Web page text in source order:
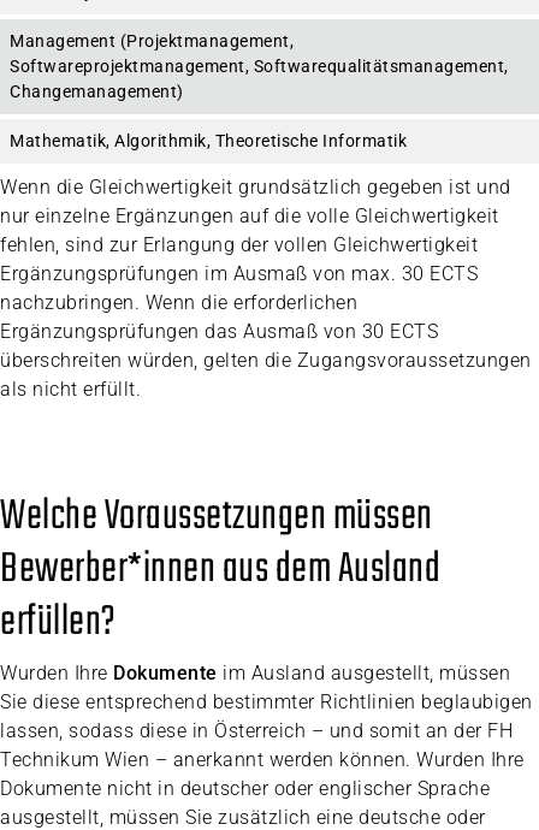
Management (Projektmanagement,
Softwareprojektmanagement, Softwarequalitätsmanagement,
Changemanagement)
Mathematik, Algorithmik, Theoretische Informatik
Wenn die Gleichwertigkeit grundsätzlich gegeben ist und
nur einzelne Ergänzungen auf die volle Gleichwertigkeit
fehlen, sind zur Erlangung der vollen Gleichwertigkeit
Ergänzungsprüfungen im Ausmaß von max. 30 ECTS
nachzubringen. Wenn die erforderlichen
Ergänzungsprüfungen das Ausmaß von 30 ECTS
überschreiten würden, gelten die Zugangsvoraussetzungen
als nicht erfüllt.
Welche Voraussetzungen müssen
Bewerber*innen aus dem Ausland
erfüllen?
Wurden Ihre Dokumente im Ausland ausgestellt, müssen
Sie diese entsprechend bestimmter Richtlinien beglaubigen
lassen, sodass diese in Österreich – und somit an der FH
Technikum Wien – anerkannt werden können. Wurden Ihre
Dokumente nicht in deutscher oder englischer Sprache
ausgestellt, müssen Sie zusätzlich eine deutsche oder